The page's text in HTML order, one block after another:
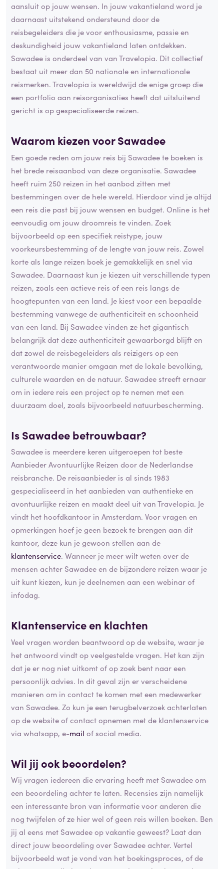
aansluit op jouw wensen. In jouw vakantieland word je
daarnaast uitstekend ondersteund door de
reisbegeleiders die je voor enthousiasme, passie en
deskundigheid jouw vakantieland laten ontdekken.
Sawadee is onderdeel van van Travelopia. Dit collectief
bestaat uit meer dan 50 nationale en internationale
reismerken. Travelopia is wereldwijd de enige groep die
een portfolio aan reisorganisaties heeft dat uitsluitend
gericht is op gespecialiseerde reizen.
Waarom kiezen voor Sawadee
Een goede reden om jouw reis bij Sawadee te boeken is
het brede reisaanbod van deze organisatie. Sawadee
heeft ruim 250 reizen in het aanbod zitten met
bestemmingen over de hele wereld. Hierdoor vind je altijd
een reis die past bij jouw wensen en budget. Online is het
eenvoudig om jouw droomreis te vinden. Zoek
bijvoorbeeld op een specifiek reistype, jouw
voorkeursbestemming of de lengte van jouw reis. Zowel
korte als lange reizen boek je gemakkelijk en snel via
Sawadee. Daarnaast kun je kiezen uit verschillende typen
reizen, zoals een actieve reis of een reis langs de
hoogtepunten van een land. Je kiest voor een bepaalde
bestemming vanwege de authenticiteit en schoonheid
van een land. Bij Sawadee vinden ze het gigantisch
belangrijk dat deze authenticiteit gewaarborgd blijft en
dat zowel de reisbegeleiders als reizigers op een
verantwoorde manier omgaan met de lokale bevolking,
culturele waarden en de natuur. Sawadee streeft ernaar
om in iedere reis een project op te nemen met een
duurzaam doel, zoals bijvoorbeeld natuurbescherming.
Is Sawadee betrouwbaar?
Sawadee is meerdere keren uitgeroepen tot beste
Aanbieder Avontuurlijke Reizen door de Nederlandse
reisbranche. De reisaanbieder is al sinds 1983
gespecialiseerd in het aanbieden van authentieke en
avontuurlijke reizen en maakt deel uit van Travelopia. Je
vindt het hoofdkantoor in Amsterdam. Voor vragen en
opmerkingen hoef je geen bezoek te brengen aan dit
kantoor, deze kun je gewoon stellen aan de
klantenservice. Wanneer je meer wilt weten over de
mensen achter Sawadee en de bijzondere reizen waar je
uit kunt kiezen, kun je deelnemen aan een webinar of
infodag.
Klantenservice en klachten
Veel vragen worden beantwoord op de website, waar je
het antwoord vindt op veelgestelde vragen. Het kan zijn
dat je er nog niet uitkomt of op zoek bent naar een
persoonlijk advies. In dit geval zijn er verscheidene
manieren om in contact te komen met een medewerker
van Sawadee. Zo kun je een terugbelverzoek achterlaten
op de website of contact opnemen met de klantenservice
via whatsapp, e-mail of social media.
Wil jij ook beoordelen?
Wij vragen iedereen die ervaring heeft met Sawadee om
een beoordeling achter te laten. Recensies zijn namelijk
een interessante bron van informatie voor anderen die
nog twijfelen of ze hier wel of geen reis willen boeken. Ben
jij al eens met Sawadee op vakantie geweest? Laat dan
direct jouw beoordeling over Sawadee achter. Vertel
bijvoorbeeld wat je vond van het boekingsproces, of de